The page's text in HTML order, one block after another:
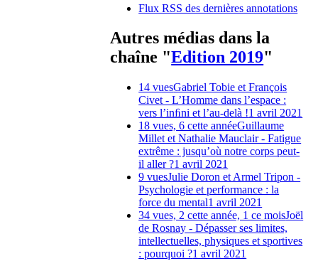
Flux RSS des dernières annotations
Autres médias dans la
chaîne "Edition 2019"
14 vuesGabriel Tobie et François
Civet - L’Homme dans l’espace :
vers l’inﬁni et l’au-delà !1 avril 2021
18 vues, 6 cette annéeGuillaume
Millet et Nathalie Mauclair - Fatigue
extrême : jusqu’où notre corps peut-
il aller ?1 avril 2021
9 vuesJulie Doron et Armel Tripon -
Psychologie et performance : la
force du mental1 avril 2021
34 vues, 2 cette année, 1 ce moisJoël
de Rosnay - Dépasser ses limites,
intellectuelles, physiques et sportives
: pourquoi ?1 avril 2021